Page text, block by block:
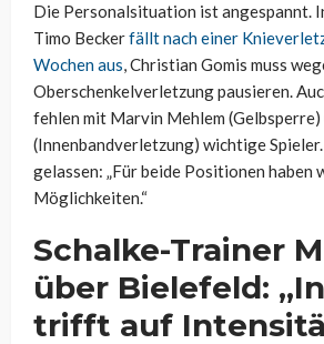
Die Personalsituation ist angespannt.
Timo Beckerfällt nach einer
Wochen aus, Christian Gomis muss
Oberschenkelverletzung pausieren.
fehlen mit Marvin Mehlem (Gelbsperre)
(Innenbandverletzung) wichtige
gelassen: „Für beide Positionen haben
Möglichkeiten.“
Schalke-Trainer
über Bielefeld:
trifft auf